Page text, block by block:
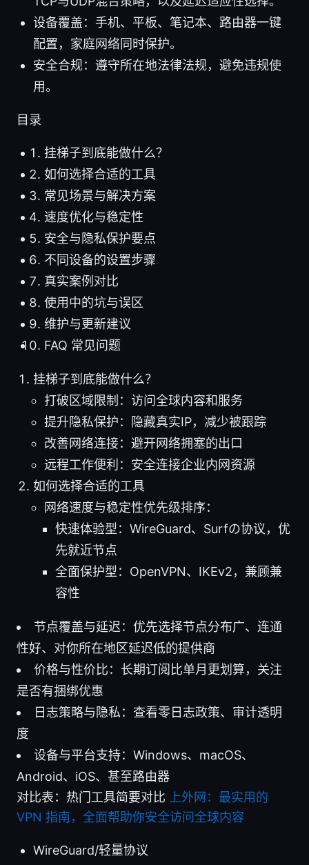
设备覆盖：手机、平板、笔记本、路由器一键
配置，家庭网络同时保护。
安全合规：遵守所在地法律法规，避免违规使
用。
目录
挂梯子到底能做什么？
如何选择合适的工具
常见场景与解决方案
速度优化与稳定性
安全与隐私保护要点
不同设备的设置步骤
真实案例对比
使用中的坑与误区
维护与更新建议
FAQ 常见问题
挂梯子到底能做什么？
打破区域限制：访问全球内容和服务
提升隐私保护：隐藏真实IP，减少被跟踪
改善网络连接：避开网络拥塞的出口
远程工作便利：安全连接企业内网资源
如何选择合适的工具
网络速度与稳定性优先级排序：
快速体验型：WireGuard、Surfの协议，优
先就近节点
全面保护型：OpenVPN、IKEv2，兼顾兼
容性
节点覆盖与延迟：优先选择节点分布广、连通
性好、对你所在地区延迟低的提供商
价格与性价比：长期订阅比单月更划算，关注
是否有捆绑优惠
日志策略与隐私：查看零日志政策、审计透明
度
设备与平台支持：Windows、macOS、
Android、iOS、甚至路由器
对比表：热门工具简要对比
上外网：最实用的
VPN 指南，全面帮助你安全访问全球内容
WireGuard/轻量协议